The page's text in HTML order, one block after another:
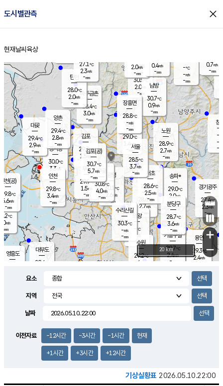
도시별관측 close
홈
현재날씨 육상
의도
℃
m/s
mm
영흥도
양주
30.5℃
2.0
-mm
과천
28.6℃
2.7m/s
- mm
용인
29.3℃
2.4m/s
경기광주
27.4℃
2.3m/s
-mm
4.0m/s
대부도
29.4
경서동
30.0℃
3.3 m/s
-mm
파주금촌
28.4℃
3.0m/s
-mm
-℃
-m/s
-mm
대곶
29.4℃
2.9m/s
-mm
창
-
-m/
-
탄현
28.0℃
2.0m/s
-mm
0.7m/s
-mm
의왕
- ℃
m/s
mm
김포
29.7℃
1.5 m/s
mm
광명
30.1
℃
2.6 m/s
-mm
부천
29.9℃
1.5m/s
-mm
양촌
29.4℃
2.8m/s
-mm
구로
30.8℃
4.0m/s
-mm
은평
29.0℃
1.4 m/s
- mm
노원
28.9℃
2.7m/s
-mm
송파*
29.0℃
2.0m/s
-mm
서초
28.6℃
2.5m/s
-mm
남방
30.7℃
0.9m/s
-mm
기흥구갈
29.7℃
2.4m/s
-
수리산길
30.3℃
-m/s
-mm
분당구
28.7℃
3.6m/s
-mm
장흥면
28.8℃
-m/s
-mm
2.0m/s
-mm
인천(공)
29.8℃
5.6m/s
-mm
김포(공)
30.7℃
5.7m/s
-mm
수원
29.2℃
4 m/s
인천
29.8℃
3.4m/s
-mm
서울
28.5℃
3.7m/s
-mm
27.1℃
2.3m/s
-mm
0.4m/s
-mm
+
−
20 km
요소
지역
날짜
이전자료 -12시간 -3시간 -1시간 현재
+1시간 +3시간 +12시간
기상실황표 2026.05.10.22:00